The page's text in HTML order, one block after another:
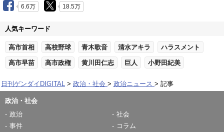
6.6万 18.5万
人気キーワード
高市首相 高校野球 青木歌音 清水アキラ ハラスメント
高市早苗 高市政権 黄川田仁志 巨人 小野田紀美
日刊ゲンダイDIGITAL 政治・社会 政治ニュース 記事
政治・社会
政治
社会
事件
コラム